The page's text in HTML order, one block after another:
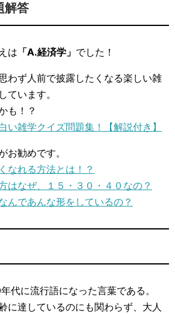
解答
は 「A.経済学」 でした！
わず人前で披露したくなる楽しい雑
ています。
も！？
い雑学クイズ問題集！【解説付き】
お勧めです。
なれる方法とは！？
はなぜ、１５・３０・４０なの？
んであんな形をしているの？
代に流行語になった言葉である。
に達しているのにも関わらず、大人